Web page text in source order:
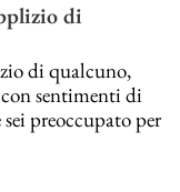
di
di qualcuno,
sentimenti di
preoccupato per